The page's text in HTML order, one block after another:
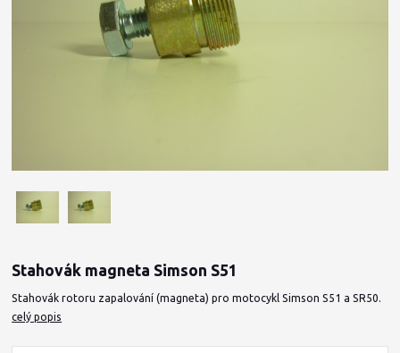
Stahovák magneta Simson S51
Stahovák rotoru zapalování (magneta) pro motocykl Simson S51 a SR50.
celý popis